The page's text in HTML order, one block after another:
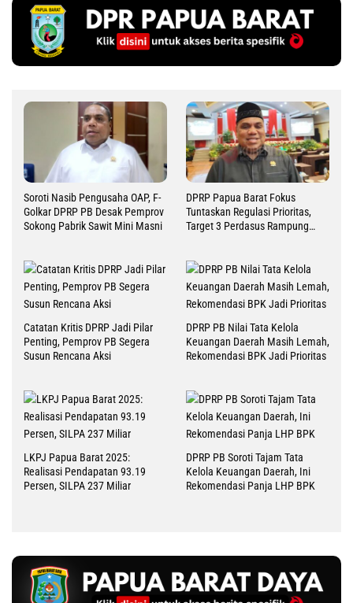
Soroti Nasib Pengusaha OAP, F-
Golkar DPRP PB Desak Pemprov
Sokong Pabrik Sawit Mini Masni
DPRP Papua Barat Fokus
Tuntaskan Regulasi Prioritas,
Target 3 Perdasus Rampung
Catatan Kritis DPRP Jadi Pilar
Penting, Pemprov PB Segera
Susun Rencana Aksi
DPRP PB Nilai Tata Kelola
Keuangan Daerah Masih Lemah,
Rekomendasi BPK Jadi Prioritas
LKPJ Papua Barat 2025:
Realisasi Pendapatan 93.19
Persen, SILPA 237 Miliar
DPRP PB Soroti Tajam Tata
Kelola Keuangan Daerah, Ini
Rekomendasi Panja LHP BPK